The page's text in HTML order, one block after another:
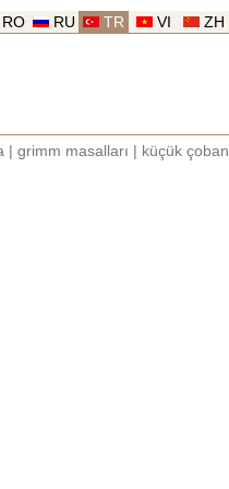
ZH
VI
TR
RU
RO
grimm masalları küçük çoban